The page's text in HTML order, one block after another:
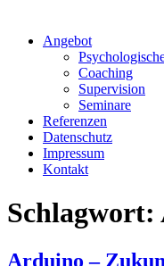
Angebot
Coaching
Supervision
Seminare
Referenzen
Datenschutz
Impressum
Kontakt
Schlagwort:
Arduino –